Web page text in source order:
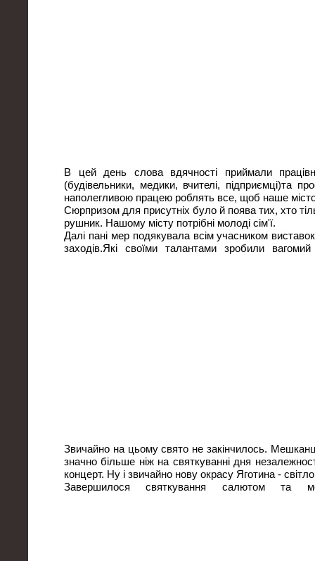
В цей день слова вдячності приймали
(будівельники, медики, вчителі, підприємці)та
наполегливою працею роблять все, щоб наше
Сюрпризом для присутніх було й поява тих, хто
рушник. Нашому місту потрібні молоді сім'ї.
Далі пані мер подякувала всім учасником
заходів.Які своїми талантами зробили
Звичайно на цьому свято не закінчилось.
значно більше ніж на святкуванні дня
концерт. Ну і звичайно нову окрасу Яготина -
Завершилося святкування салютом та